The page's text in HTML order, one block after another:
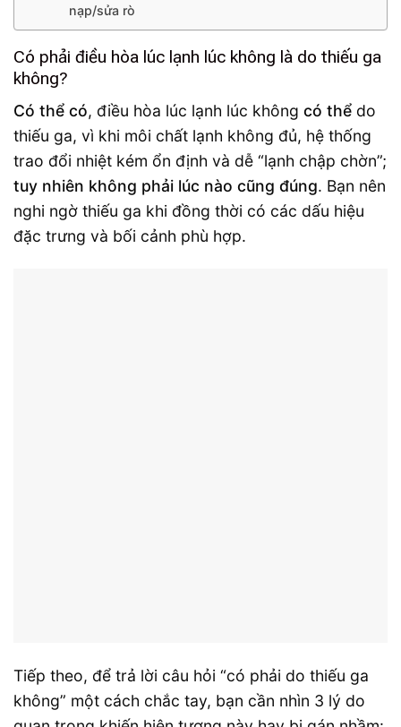
nạp/sửa rò
Có phải điều hòa lúc lạnh lúc không là do thiếu ga
không?
Có thể có, điều hòa lúc lạnh lúc không có thể do
thiếu ga, vì khi môi chất lạnh không đủ, hệ thống
trao đổi nhiệt kém ổn định và dễ “lạnh chập chờn”;
tuy nhiên không phải lúc nào cũng đúng. Bạn nên
nghi ngờ thiếu ga khi đồng thời có các dấu hiệu
đặc trưng và bối cảnh phù hợp.
Tiếp theo, để trả lời câu hỏi “có phải do thiếu ga
không” một cách chắc tay, bạn cần nhìn 3 lý do